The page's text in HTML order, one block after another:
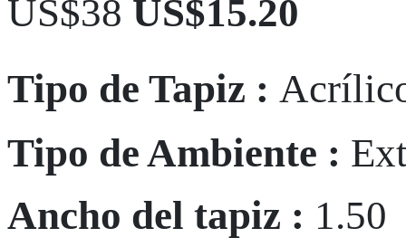
US$38 US$15.20
Tipo de Tapiz :
Tipo de Ambiente :
Ancho del tapiz : 1.50